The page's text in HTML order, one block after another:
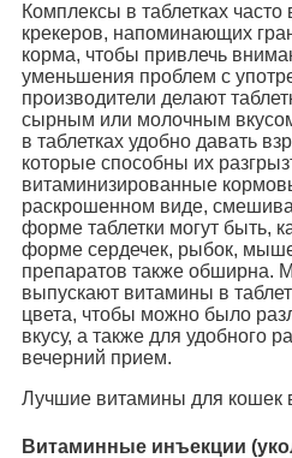
Комплексы в таблетках
крекеров, напоминающих
корма, чтобы привлечь
уменьшения проблем с
производители делают
сырным или молочным
в таблетках удобно давать
которые способны их
витаминизированные
раскрошенном виде,
форме таблетки могут быть,
форме сердечек, рыбок,
препаратов также обширна.
выпускают витамины в
цвета, чтобы можно было
вкусу, а также для удобного
вечерний прием.
Лучшие витамины для кошек
Витаминные инъекции